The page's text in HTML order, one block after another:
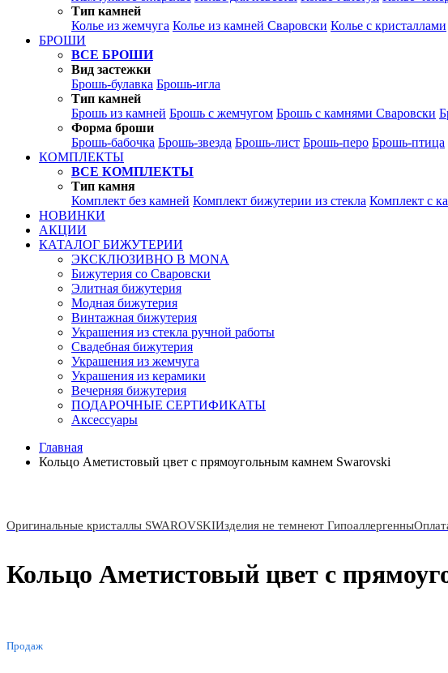
Тип камней
Колье из жемчуга Колье из камней Сваровски Колье с кристаллами
БРОШИ
ВСЕ БРОШИ
Вид застежки
Брошь-булавка Брошь-игла
Тип камней
Брошь из камней Брошь с жемчугом Брошь с камнями Сваровски
Форма броши
Брошь-бабочка Брошь-звезда Брошь-лист Брошь-перо Брошь-птица
КОМПЛЕКТЫ
ВСЕ КОМПЛЕКТЫ
Тип камня
Комплект без камней Комплект бижутерии из стекла Комплект с
НОВИНКИ
АКЦИИ
КАТАЛОГ БИЖУТЕРИИ
ЭКСКЛЮЗИВНО В MONA
Бижутерия со Сваровски
Элитная бижутерия
Модная бижутерия
Винтажная бижутерия
Украшения из стекла ручной работы
Свадебная бижутерия
Украшения из жемчуга
Украшения из керамики
Вечерняя бижутерия
ПОДАРОЧНЫЕ СЕРТИФИКАТЫ
Аксессуары
Главная
Кольцо Аметистовый цвет с прямоугольным камнем Swarovski
Оригинальные кристаллы SWAROVSKIИзделия не темнеют Гипоаллергенны
Кольцо Аметистовый цвет с
Продаж